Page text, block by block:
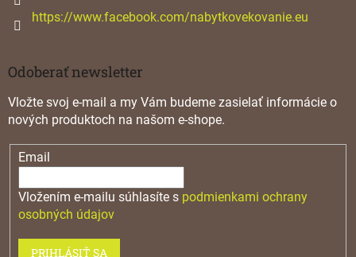
https://www.facebook.com/nabytkovekovanie.eu
Odoberať newsletter
Vložte svoj e-mail a my Vám budeme zasielať informácie o
nových produktoch na našom e-shope.
Email
Vložením e-mailu súhlasíte s podmienkami ochrany
osobných údajov
PRIHLÁSIŤ SA